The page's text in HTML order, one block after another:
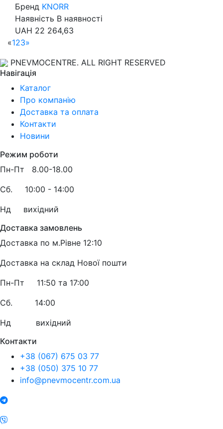
Бренд KNORR
Наявність В наявності
UAH 22 264,63
«123»
PNEVMOCENTRE. ALL RIGHT RESERVED
Навігація
Каталог
Про компанію
Доставка та оплата
Контакти
Новини
Режим роботи
Пн-Пт 8.00-18.00
Сб. 10:00 - 14:00
Нд вихідний
Доставка замовлень
Доставка по м.Рівне 12:10
Доставка на склад Нової пошти
Пн-Пт 11:50 та 17:00
Сб. 14:00
Нд вихідний
Контакти
+38 (067) 675 03 77
+38 (050) 375 10 77
info@pnevmocentr.com.ua